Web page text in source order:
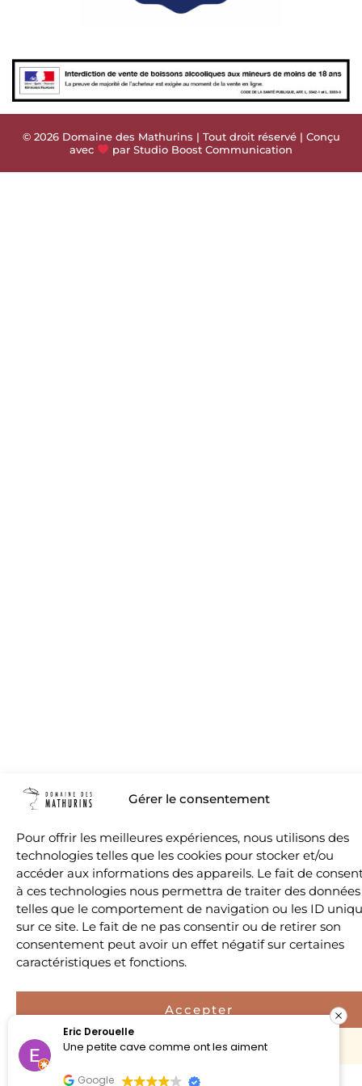
Gérer le consentement
Pour offrir les meilleures expériences, nous utilisons des
technologies telles que les cookies pour stocker et/ou
accéder aux informations des appareils. Le fait de
à ces technologies nous permettra de traiter des données
telles que le comportement de navigation ou les ID
sur ce site. Le fait de ne pas consentir ou de retirer son
consentement peut avoir un effet négatif sur certaines
caractéristiques et fonctions.
Accepter
Refuser
Politique de confidentialité
© 2026 Domaine des Mathurins | Tout droit réservé | Conçu
avec
par Studio Boost Communication
Eric Derouelle
Une petite cave comme ont les aiment
Google